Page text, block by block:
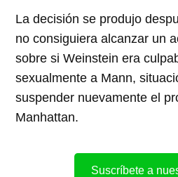
La decisión se produjo
no consiguiera alcanzar un
sobre si Weinstein era
sexualmente a Mann,
suspender nuevamente el
Manhattan.
Suscríbete a